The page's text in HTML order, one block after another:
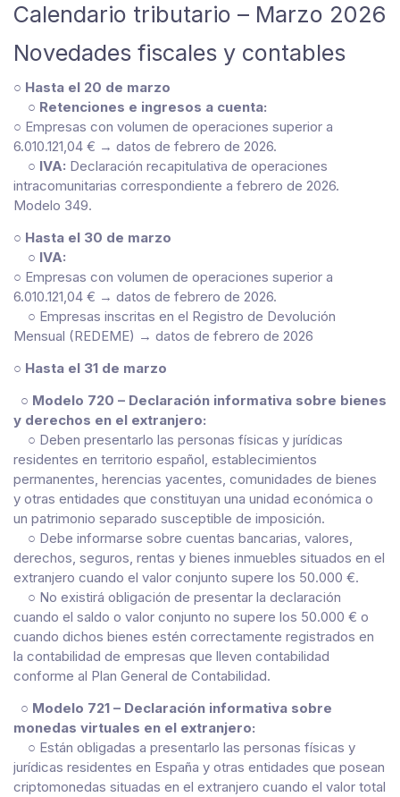
Calendario tributario – Marzo 2026
Novedades fiscales y contables
○ Hasta el 20 de marzo
○ Retenciones e ingresos a cuenta:
○ Empresas con volumen de operaciones superior a
6.010.121,04 € → datos de febrero de 2026.
○ IVA: Declaración recapitulativa de operaciones
intracomunitarias correspondiente a febrero de 2026.
Modelo 349.
○ Hasta el 30 de marzo
○ IVA:
○ Empresas con volumen de operaciones superior a
6.010.121,04 € → datos de febrero de 2026.
○ Empresas inscritas en el Registro de Devolución
Mensual (REDEME) → datos de febrero de 2026
○ Hasta el 31 de marzo
○ Modelo 720 – Declaración informativa sobre bienes
y derechos en el extranjero:
○ Deben presentarlo las personas físicas y jurídicas
residentes en territorio español, establecimientos
permanentes, herencias yacentes, comunidades de bienes
y otras entidades que constituyan una unidad económica o
un patrimonio separado susceptible de imposición.
○ Debe informarse sobre cuentas bancarias, valores,
derechos, seguros, rentas y bienes inmuebles situados en el
extranjero cuando el valor conjunto supere los 50.000 €.
○ No existirá obligación de presentar la declaración
cuando el saldo o valor conjunto no supere los 50.000 € o
cuando dichos bienes estén correctamente registrados en
la contabilidad de empresas que lleven contabilidad
conforme al Plan General de Contabilidad.
○ Modelo 721 – Declaración informativa sobre
monedas virtuales en el extranjero:
○ Están obligadas a presentarlo las personas físicas y
jurídicas residentes en España y otras entidades que posean
criptomonedas situadas en el extranjero cuando el valor total